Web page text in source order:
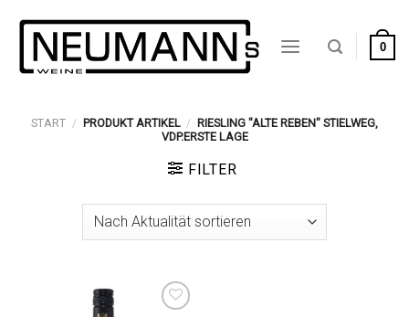
Inhalt
springen
0
START / PRODUKT ARTIKEL / RIESLING "ALTE REBEN" STIELWEG,
VDP.ERSTE LAGE
FILTER